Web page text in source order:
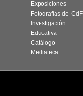
Exposiciones
Fotografías del CdF
Investigación
Educativa
Catálogo
Mediateca